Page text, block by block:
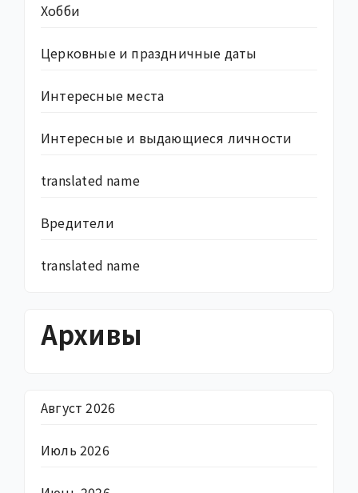
Хобби
Церковные и праздничные даты
Интересные места
Интересные и выдающиеся личности
translated name
Вредители
translated name
Архивы
Август 2026
Июль 2026